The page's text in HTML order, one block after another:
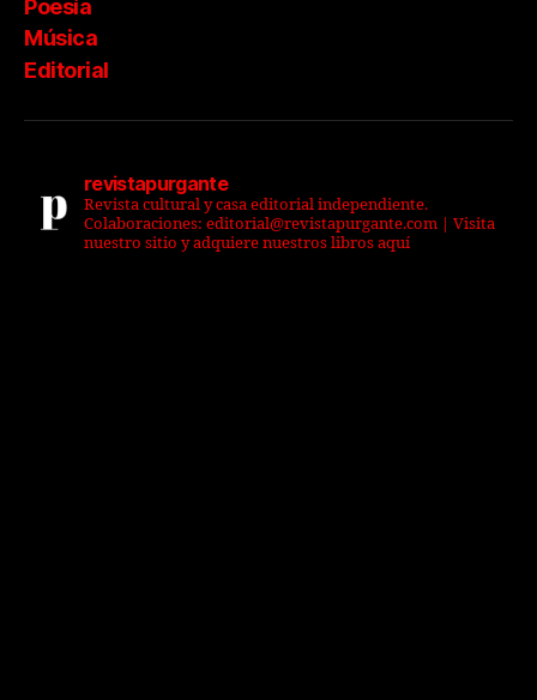
Poesía
Música
Editorial
revistapurgante
Revista cultural y casa editorial independiente.
Colaboraciones: editorial@revistapurgante.com | Visita
nuestro sitio y adquiere nuestros libros aquí